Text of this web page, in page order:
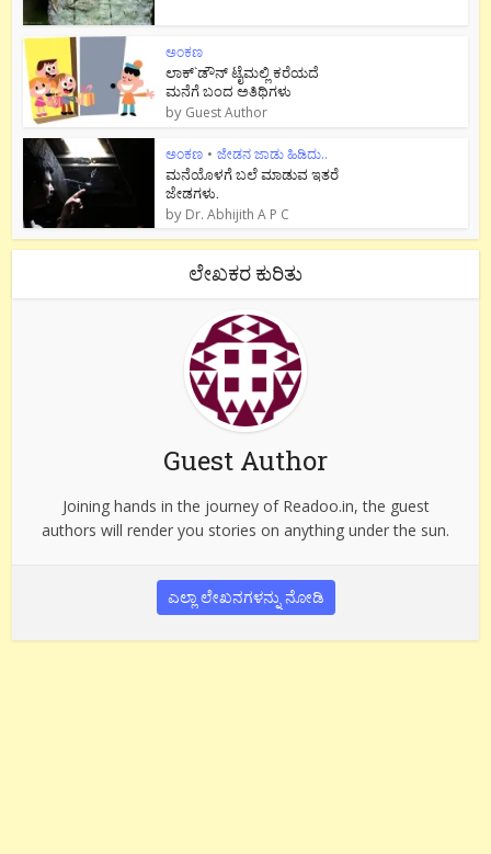
ಅಂಕಣ
ಲಾಕ್`ಡೌನ್ ಟೈಮಲ್ಲಿ ಕರೆಯದೆ
ಮನೆಗೆ ಬಂದ ಅತಿಥಿಗಳು
by Guest Author
ಅಂಕಣ • ಜೇಡನ ಜಾಡು ಹಿಡಿದು..
ಮನೆಯೊಳಗೆ ಬಲೆ ಮಾಡುವ ಇತರೆ
ಜೇಡಗಳು.
by Dr. Abhijith A P C
ಲೇಖಕರ ಕುರಿತು
Guest Author
Joining hands in the journey of Readoo.in, the guest
authors will render you stories on anything under the sun.
ಎಲ್ಲಾ ಲೇಖನಗಳನ್ನು ನೋಡಿ